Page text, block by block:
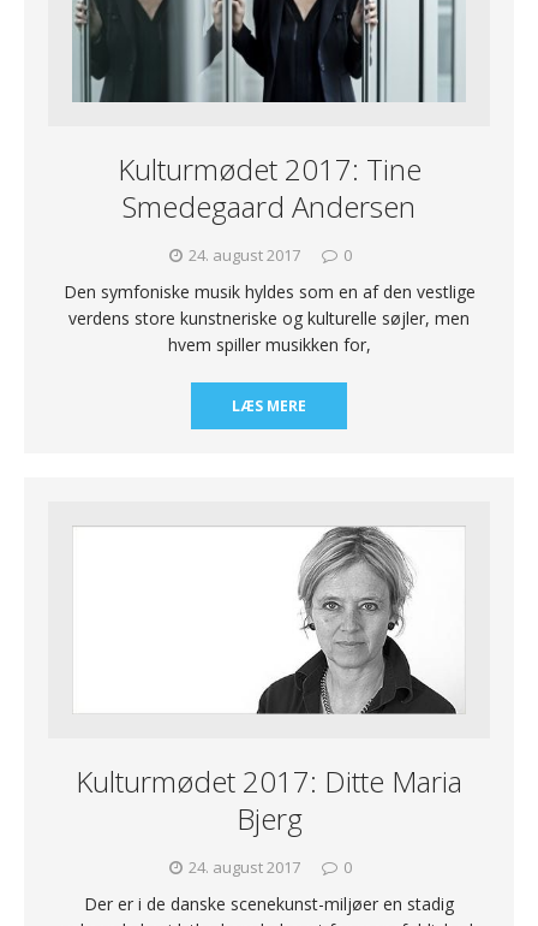
Kulturmødet 2017: Tine
Smedegaard Andersen
24. august 2017 0
Den symfoniske musik hyldes som en af den vestlige
verdens store kunstneriske og kulturelle søjler, men
hvem spiller musikken for,
LÆS MERE
Kulturmødet 2017: Ditte Maria
Bjerg
24. august 2017 0
Der er i de danske scenekunst-miljøer en stadig